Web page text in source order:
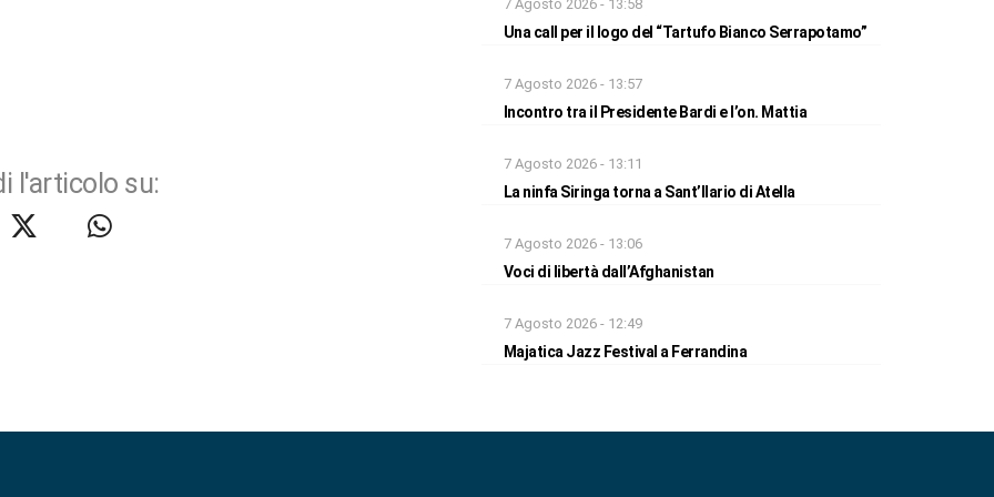
l'articolo su:
7 Agosto 2026 - 13:58
Una call per il logo del “Tartufo Bianco Serrapotamo”
7 Agosto 2026 - 13:57
Incontro tra il Presidente Bardi e l’on. Mattia
7 Agosto 2026 - 13:11
La ninfa Siringa torna a Sant’Ilario di Atella
7 Agosto 2026 - 13:06
Voci di libertà dall’Afghanistan
7 Agosto 2026 - 12:49
Majatica Jazz Festival a Ferrandina